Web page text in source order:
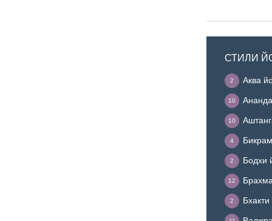
СТИЛИ
Аква
2
10
10
4
Бодхи
2
12
Бхакти
2